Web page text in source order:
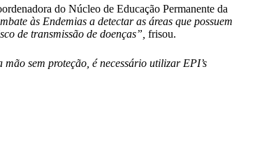
do Núcleo de Educação Permanente da
às Endemias a detectar as áreas que possuem
de transmissão de doenças”, frisou.
sem proteção, é necessário utilizar EPI’s